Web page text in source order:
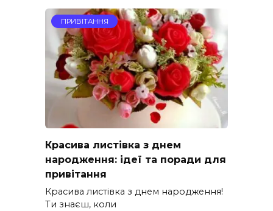
ПРИВІТАННЯ
Красива листівка з днем
народження: ідеї та поради для
привітання
Красива листівка з днем народження!
Ти знаєш, коли